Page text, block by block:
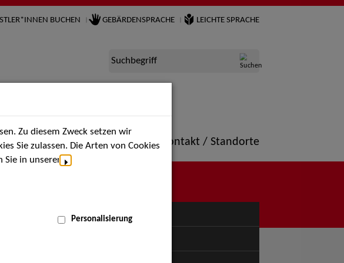
BUCHEN GEBÄRDENSPRACHE LEICHTE SPRACHE
Suchbegriff
Termine Portfolio Kontakt / Standorte
MENÜ
Zu diesem Zweck setzen wir
Sie zulassen. Die Arten von Cookies
in unserer
Personalisierung